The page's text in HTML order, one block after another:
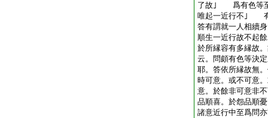
了故｣ 爲有色等至
唯起一近行不｣ 有
答有謂就一人相續
順生一近行故不起
於所縁容有多縁故
云。問頗有色等決
耶。答依所縁故無
時可意。或不可意
意。於餘非可意非
品順喜。於怨品順
諸意近行中至爲問